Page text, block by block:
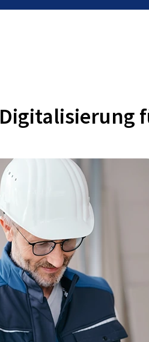
Digitalisierung